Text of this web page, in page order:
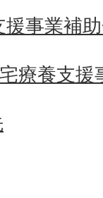
事業補
療養支援